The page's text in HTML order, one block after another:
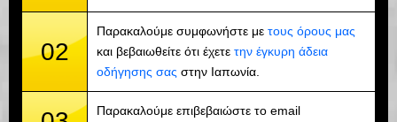
02
Παρακαλούμε συμφωνήστε με τους όρους μας
και βεβαιωθείτε ότι έχετε την έγκυρη άδεια
οδήγησης σας στην Ιαπωνία.
Παρακαλούμε επιβεβαιώστε το email